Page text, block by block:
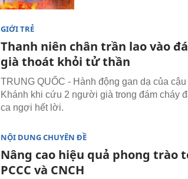
GIỚI TRẺ
Thanh niên chân trần lao vào
già thoát khỏi tử thần
TRUNG QUỐC - Hành động gan dạ của
Khánh khi cứu 2 người già trong đám cháy
ca ngợi hết lời.
NỘI DUNG CHUYÊN ĐỀ
Nâng cao hiệu quả phong trào
PCCC và CNCH